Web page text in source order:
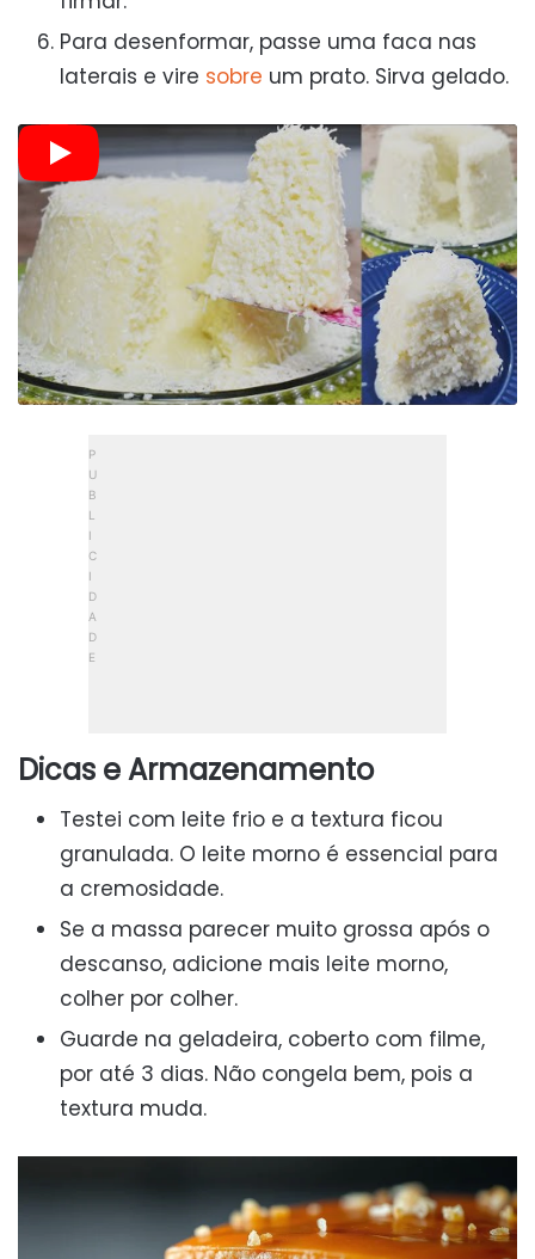
Para desenformar, passe uma faca nas
laterais e vire sobre um prato. Sirva gelado.
Dicas e Armazenamento
Testei com leite frio e a textura ficou
granulada. O leite morno é essencial para
a cremosidade.
Se a massa parecer muito grossa após o
descanso, adicione mais leite morno,
colher por colher.
Guarde na geladeira, coberto com filme,
por até 3 dias. Não congela bem, pois a
textura muda.